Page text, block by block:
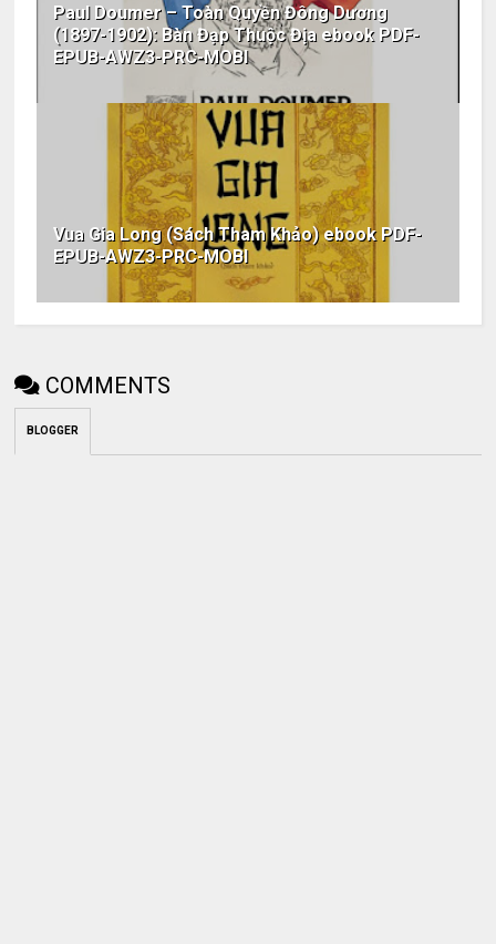
Paul Doumer – Toàn Quyền Đông Dương
(1897-1902): Bàn Đạp Thuộc Địa ebook PDF-
EPUB-AWZ3-PRC-MOBI
Vua Gia Long (Sách Tham Khảo) ebook PDF-
EPUB-AWZ3-PRC-MOBI
COMMENTS
BLOGGER